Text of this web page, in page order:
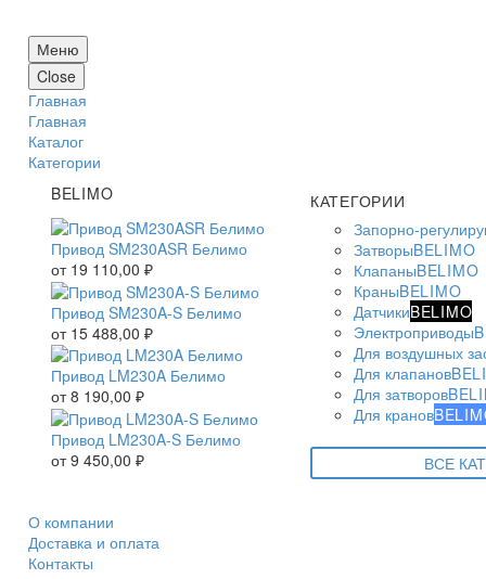
Меню
Close
Главная
Главная
Каталог
Категории
BELIMO
Привод SM230ASR Белимо
от 19 110,00 ₽
Привод SM230A-S Белимо
от 15 488,00 ₽
Привод LM230A Белимо
от8 190,00 ₽
Привод LM230A-S Белимо
от9 450,00 ₽
КАТЕГОРИИ
Запорно-
ЗатворыBELIMO
КлапаныBELIMO
КраныBELIMO
ДатчикиBELIMO
Электроприводы
Для воздушных
Для клапанов
Для затворов
Для кранов
ВСЕ
О компании
Доставка и оплата
Контакты